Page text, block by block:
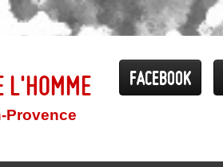
Facebook
Provence